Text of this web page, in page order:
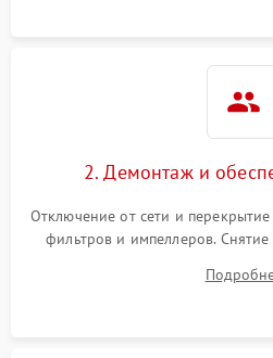
2. Демонтаж и
Отключение от сети и
фильтров и импеллеров.
циркуляционному насосу,